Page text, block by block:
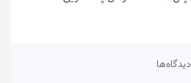
دیدگاه‌ها